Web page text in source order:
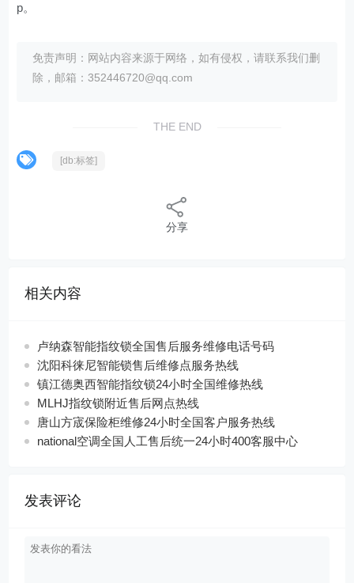
p。
免责声明：网站内容来源于网络，如有侵权，请联系我们删
除，邮箱：352446720@qq.com
THE END
[db:标签]
分享
相关内容
卢纳森智能指纹锁全国售后服务维修电话号码
沈阳科徕尼智能锁售后维修点服务热线
镇江德奥西智能指纹锁24小时全国维修热线
MLHJ指纹锁附近售后网点热线
唐山方宬保险柜维修24小时全国客户服务热线
national空调全国人工售后统一24小时400客服中心
发表评论